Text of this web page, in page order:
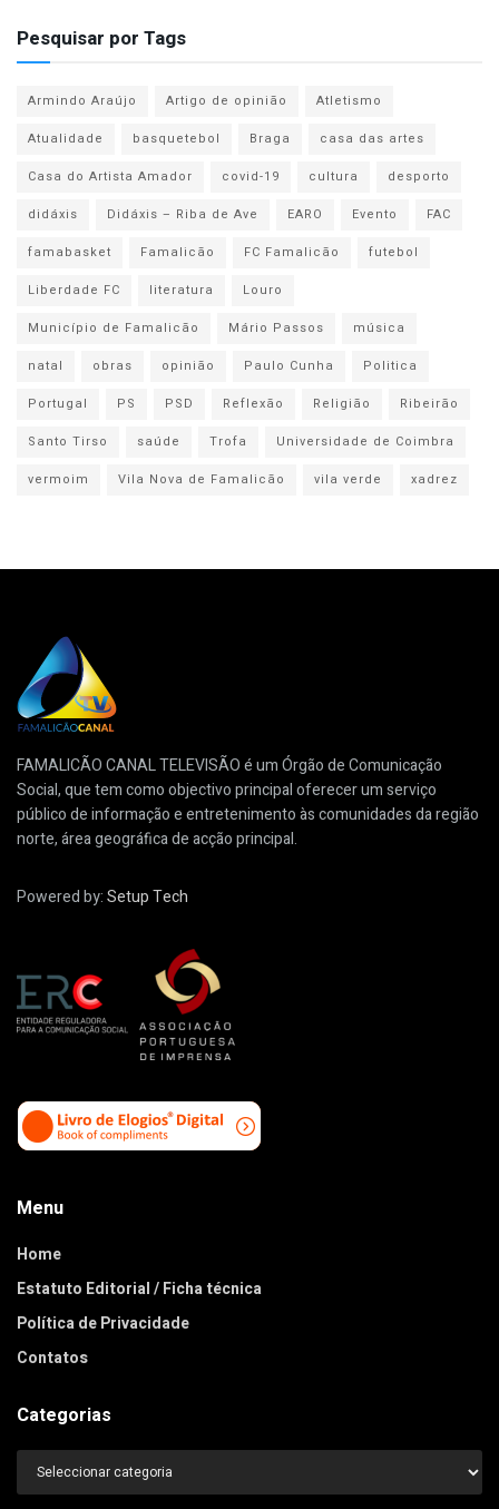
Pesquisar por Tags
Armindo Araújo Artigo de opinião
Atletismo
Atualidade
basquetebol Braga
casa das artes
Casa do Artista Amador
covid-19 cultura
desporto
didáxis
Didáxis – Riba de Ave EARO Evento
FAC
famabasket
Famalicão FC Famalicão
futebol
Liberdade FC
literatura
Louro
Município de Famalicão
Mário Passos
música
natal
obras opinião Paulo Cunha
Politica
Portugal
PS PSD Reflexão Religião
Ribeirão
Santo Tirso
saúde Trofa
Universidade de Coimbra
vermoim
Vila Nova de Famalicão vila verde xadrez
FAMALICÃO CANAL TELEVISÃO é um Órgão de Comunicação
Social, que tem como objectivo principal oferecer um serviço
público de informação e entretenimento às comunidades da região
norte, área geográfica de acção principal.
Powered by:Setup Tech
Menu
Home
Estatuto Editorial / Ficha técnica
Política de Privacidade
Contatos
Categorias
Categorias